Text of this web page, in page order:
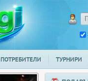
ПОТРЕБИТЕЛИ ТУРНИРИ